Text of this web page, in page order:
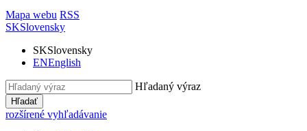
Mapa webu RSS
SKSlovensky
SKSlovensky
ENEnglish
Hľadaný výraz
Hľadať
rozšírené vyhľadávanie